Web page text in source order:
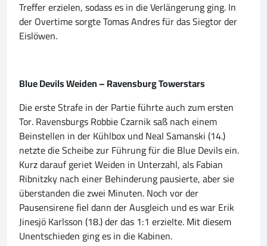
Treffer erzielen, sodass es in die Verlängerung ging. In
der Overtime sorgte Tomas Andres für das Siegtor der
Eislöwen.
Blue Devils Weiden – Ravensburg Towerstars
Die erste Strafe in der Partie führte auch zum ersten
Tor. Ravensburgs Robbie Czarnik saß nach einem
Beinstellen in der Kühlbox und Neal Samanski (14.)
netzte die Scheibe zur Führung für die Blue Devils ein.
Kurz darauf geriet Weiden in Unterzahl, als Fabian
Ribnitzky nach einer Behinderung pausierte, aber sie
überstanden die zwei Minuten. Noch vor der
Pausensirene fiel dann der Ausgleich und es war Erik
Jinesjö Karlsson (18.) der das 1:1 erzielte. Mit diesem
Unentschieden ging es in die Kabinen.